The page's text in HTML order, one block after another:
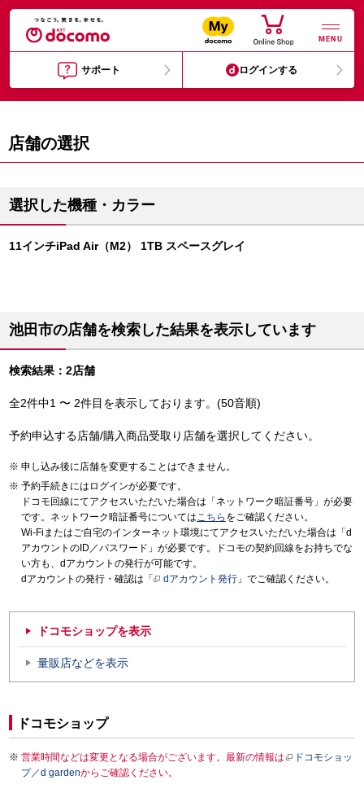
MENU
サポート ログインする
店舗の選択
選択した機種・カラー
11インチiPad Air（M2） 1TB スペースグレイ
池田市の店舗を検索した結果を表示しています
検索結果：2店舗
全2件中1 〜 2件目を表示しております。(50音順)
予約申込する店舗/購入商品受取り店舗を選択してください。
申し込み後に店舗を変更することはできません。
予約手続きにはログインが必要です。
ドコモ回線にてアクセスいただいた場合は「ネットワーク暗証番号」が必要
です。ネットワーク暗証番号についてはこちら をご確認ください。
Wi-Fiまたはご自宅のインターネット環境にてアクセスいただいた場合は「d
アカウントのID／パスワード」が必要です。ドコモの契約回線をお持ちでな
い方も、dアカウントの発行が可能です。
dアカウントの発行・確認は「
dアカウント発行 」でご確認ください。
ドコモショップを表示
量販店などを表示
ドコモショップ
営業時間などは変更となる場合がございます。最新の情報は
ドコモショッ
プ／d gardenからご確認ください。